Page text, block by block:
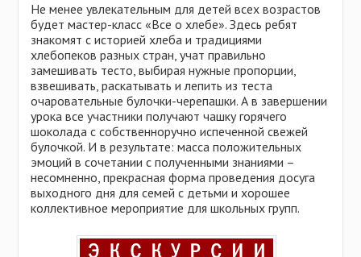
Не менее увлекательным для детей всех возрастов
будет мастер-класс «Все о хлебе». Здесь ребят
знакомят с историей хлеба и традициями
хлебопеков разных стран, учат правильно
замешивать тесто, выбирая нужные пропорции,
взвешивать, раскатывать и лепить из теста
очаровательные булочки-черепашки. А в завершении
урока все участники получают чашку горячего
шоколада с собственноручно испеченной свежей
булочкой. И в результате: масса положительных
эмоций в сочетании с полученными знаниями –
несомненно, прекрасная форма проведения досуга
выходного дня для семей с детьми и хорошее
коллективное мероприятие для школьных групп.